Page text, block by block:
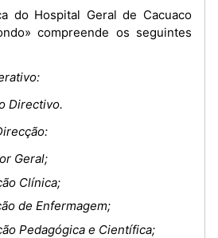
do Hospital Geral de Cacuaco
compreende os seguintes
Directivo.
Geral;
Clínica;
de Enfermagem;
Pedagógica e Científica;